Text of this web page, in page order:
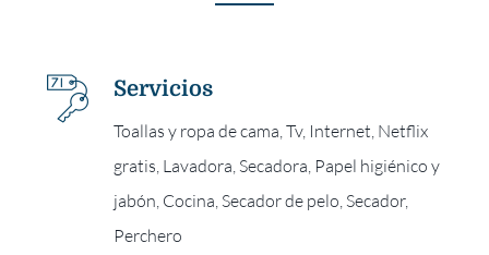
Servicios
Toallas y ropa de cama, Tv, Internet, Netflix
gratis, Lavadora, Secadora, Papel higiénico y
jabón, Cocina, Secador de pelo, Secador,